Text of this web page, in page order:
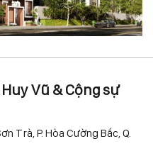
Vũ & Cộng sự
Trà, P. Hòa Cường Bắc, Q.